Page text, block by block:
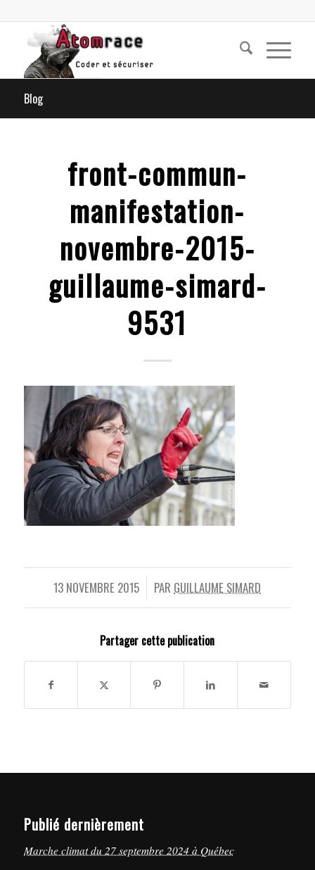
Blog
front-commun-
manifestation-
novembre-2015-
guillaume-simard-
9531
13 NOVEMBRE 2015
/ PAR GUILLAUME SIMARD
Partager cette publication
Publié dernièrement
Marche climat du 27 septembre 2024 à Québec